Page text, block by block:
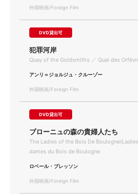
外国映画/Foreign Film
DVD貸出可
犯罪河岸
Quay of the Goldsmiths ／ Quai des
アンリ＝ジョルジュ・クルーゾー
外国映画/Foreign Film
DVD貸出可
ブローニュの森の貴婦人たち
The Ladies of the Bois De
dames du Bois de Boulogne
ロベール・ブレッソン
外国映画/Foreign Film